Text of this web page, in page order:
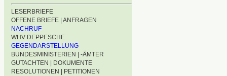
LESERBRIEFE
OFFENE BRIEFE | ANFRAGEN
NACHRUF
WHV DEPPESCHE
GEGENDARSTELLUNG
BUNDESMINISTERIEN | -ÄMTER
GUTACHTEN | DOKUMENTE
RESOLUTIONEN | PETITIONEN